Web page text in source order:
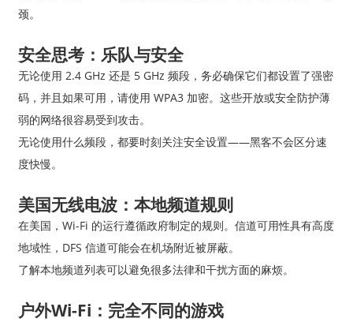
颈。
安全思考：乐队与安全
无论使用 2.4 GHz 还是 5 GHz 频段，务必确保它们都设置了强密
码，并且如果可用，请使用 WPA3 加密。这些开放或安全防护薄
弱的网络很容易受到攻击。
无论使用什么频段，都要时刻关注安全设置——黑客不会区分速
度快慢。
美国无线电波：本地频道规则
在美国，Wi-Fi 的运行遵循政府制定的规则。信道可用性具有高度
地域性，DFS 信道可能会在机场附近被屏蔽。
了解本地频道列表可以避免很多法律和干扰方面的麻烦。
户外Wi-Fi：完全不同的游戏